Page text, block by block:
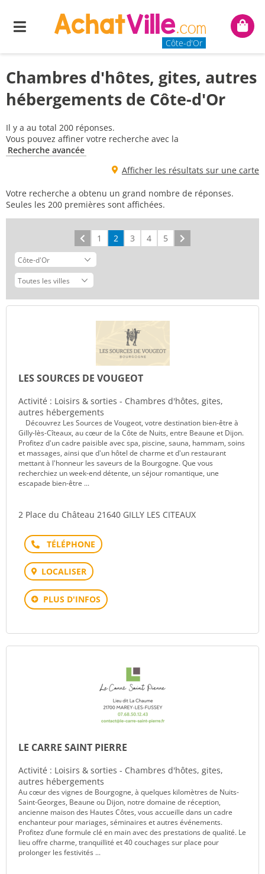
Menu
Côte-d'Or
Mon
Chambres d'hôtes, gites, autres
hébergements de Côte-d'Or
Il y a au total 200 réponses.
Vous pouvez affiner votre recherche avec la
Recherche avancée
Afficher les résultats sur une carte
Votre recherche a obtenu un grand nombre de réponses.
Seules les 200 premières sont affichées.
Précédent
1 2 3 4 5
LES SOURCES DE VOUGEOT
Activité : Loisirs & sorties - Chambres d'hôtes, gites,
autres hébergements
Découvrez Les Sources de Vougeot, votre destination bien-être à
Gilly-lès-Cîteaux, au cœur de la Côte de Nuits, entre Beaune et Dijon.
Profitez d'un cadre paisible avec spa, piscine, sauna, hammam, soins
et massages, ainsi que d'un hôtel de charme et d'un restaurant
mettant à l'honneur les saveurs de la Bourgogne. Que vous
recherchiez un week-end détente, un séjour romantique, une
escapade bien-être ...
2 Place du Château 21640 GILLY LES CITEAUX
Téléphone
LOCALISER
PLUS D'INFOS
LE CARRE SAINT PIERRE
Activité : Loisirs & sorties - Chambres d'hôtes, gites,
autres hébergements
Au cœur des vignes de Bourgogne, à quelques kilomètres de Nuits-
Saint-Georges, Beaune ou Dijon, notre domaine de réception,
ancienne maison des Hautes Côtes, vous accueille dans un cadre
enchanteur pour mariages, séminaires et autres événements.
Profitez d’une formule clé en main avec des prestations de qualité. Le
lieu offre charme, tranquillité et 40 couchages sur place pour
prolonger les festivités ...